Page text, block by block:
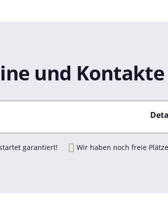
und Kontakte
garantiert! Wir haben noch freie